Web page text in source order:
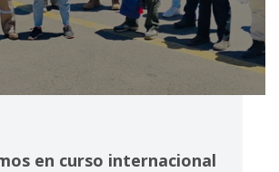
en curso internacional